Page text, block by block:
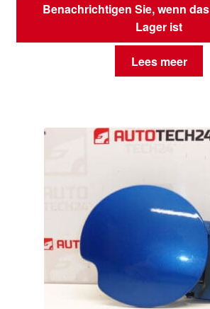
Benachrichtigen Sie, wenn
Lager ist
Lees meer